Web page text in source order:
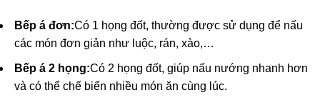
Bếp á đơn:Có 1 họng đốt, thường được sử dụng để nấu
các món đơn giản như luộc, rán, xào,…
Bếp á 2 họng:Có 2 họng đốt, giúp nấu nướng nhanh hơn
và có thể chế biến nhiều món ăn cùng lúc.